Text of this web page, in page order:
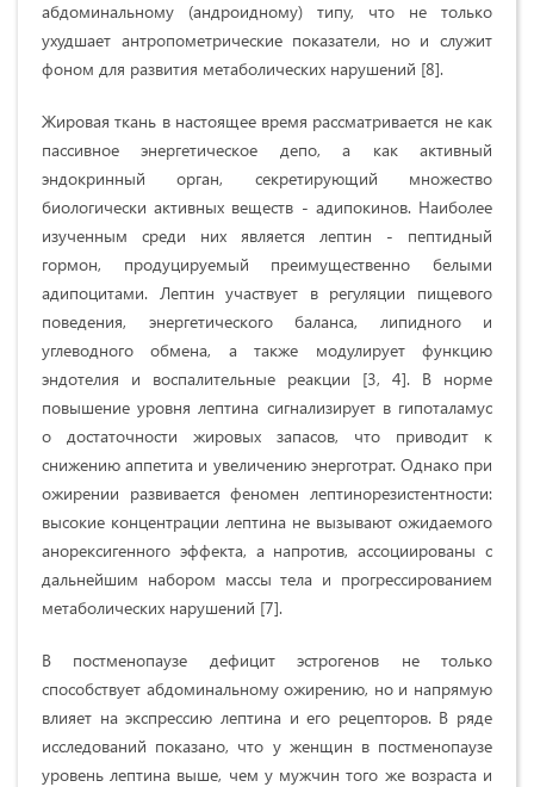
абдоминальному (андроидному) типу, что не только
ухудшает антропометрические показатели, но и служит
фоном для развития метаболических нарушений [8].
Жировая ткань в настоящее время рассматривается не как
пассивное энергетическое депо, а как активный
эндокринный орган, секретирующий множество
биологически активных веществ - адипокинов. Наиболее
изученным среди них является лептин - пептидный
гормон, продуцируемый преимущественно белыми
адипоцитами. Лептин участвует в регуляции пищевого
поведения, энергетического баланса, липидного и
углеводного обмена, а также модулирует функцию
эндотелия и воспалительные реакции [3, 4]. В норме
повышение уровня лептина сигнализирует в гипоталамус
о достаточности жировых запасов, что приводит к
снижению аппетита и увеличению энерготрат. Однако при
ожирении развивается феномен лептинорезистентности:
высокие концентрации лептина не вызывают ожидаемого
анорексигенного эффекта, а напротив, ассоциированы с
дальнейшим набором массы тела и прогрессированием
метаболических нарушений [7].
В постменопаузе дефицит эстрогенов не только
способствует абдоминальному ожирению, но и напрямую
влияет на экспрессию лептина и его рецепторов. В ряде
исследований показано, что у женщин в постменопаузе
уровень лептина выше, чем у мужчин того же возраста и